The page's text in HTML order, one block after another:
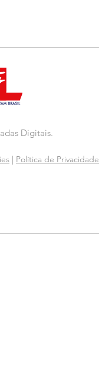
Digitais.
| Política de Privacidade